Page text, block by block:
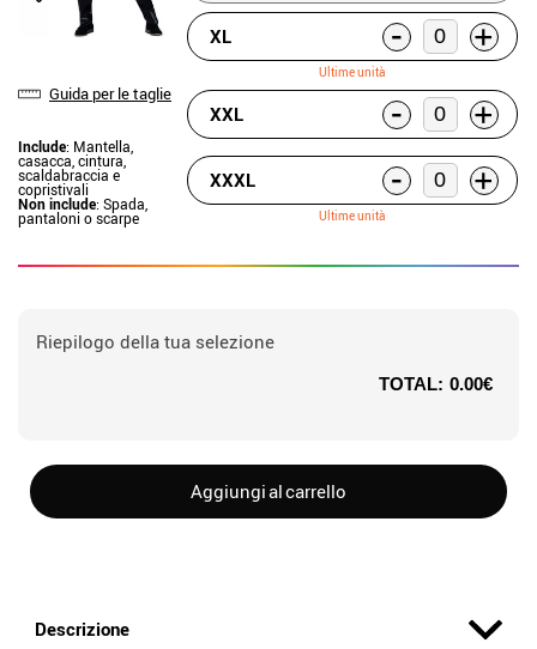
Guida per le taglie
Include: Mantella,
casacca, cintura,
scaldabraccia e
copristivali
Non include: Spada,
pantaloni o scarpe
XL - +
Ultime unità
XXL - +
XXXL - +
Ultime unità
Riepilogo della tua selezione
TOTAL: 0.00€
Aggiungi al carrello
Descrizione